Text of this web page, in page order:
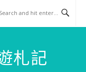
札記